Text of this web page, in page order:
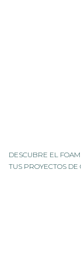
DESCUBRE EL
TUS PROYECTOS